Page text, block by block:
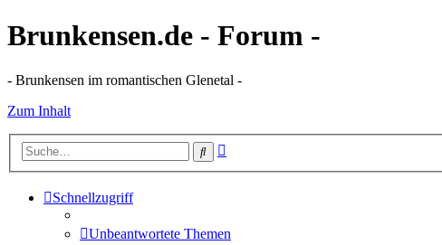
Brunkensen.de - Forum -
- Brunkensen im romantischen Glenetal -
Zum Inhalt
Suche
Schnellzugriff
Unbeantwortete Themen